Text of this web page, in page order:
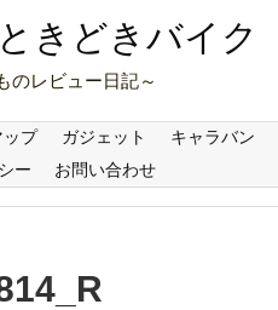
きどきバイク
のレビュー日記～
ップ ガジェット キャラバン
ー
お問い合わせ